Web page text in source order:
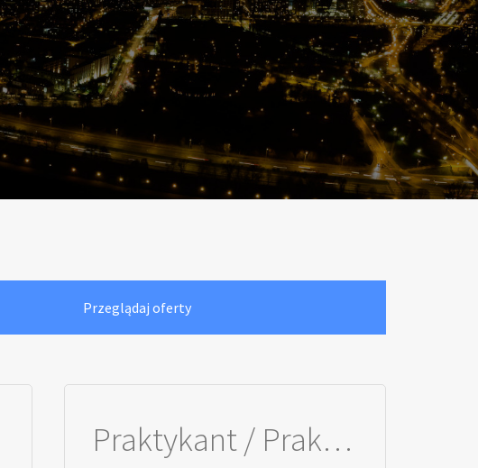
Praktykant / Praktykantka w dziele Zakupów (K/M/X)